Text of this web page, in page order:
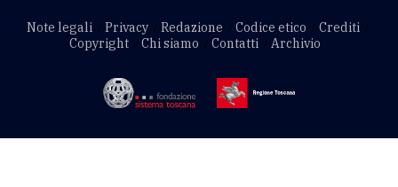
Note legali Privacy Redazione Codice etico
Crediti
Copyright
Chi siamo Contatti Archivio